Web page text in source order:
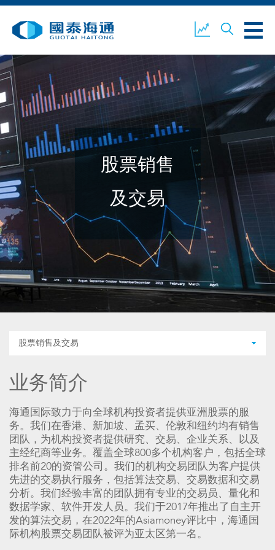
关于我们 公司新闻
环境、社会及企业管治 国泰海通证券 联络我们
开设户口 客户登入
股票销售
及交易
股票销售及交易
业务简介
海通国际致力于向全球机构投资者提供亚洲股票的服
务。我们在香港、新加坡、孟买、伦敦和纽约均有销售
团队，为机构投资者提供研究、交易、企业关系、以及
主经纪商等业务。覆盖全球800多个机构客户，包括全球
排名前20的资管公司。我们的机构交易团队为客户提供
先进的交易执行服务，包括算法交易、交易数据和交易
分析。我们经验丰富的团队拥有专业的交易员、量化和
数据学家、软件开发人员。我们于2017年推出了自主开
发的算法交易，在2022年的Asiamoney评比中，海通国
际机构股票交易团队被评为亚太区第一名。